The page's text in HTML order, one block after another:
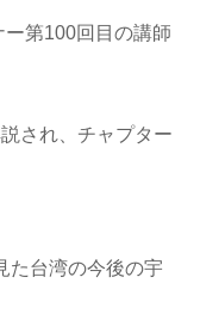
第100回目の講師
され、チャプター
た台湾の今後の宇